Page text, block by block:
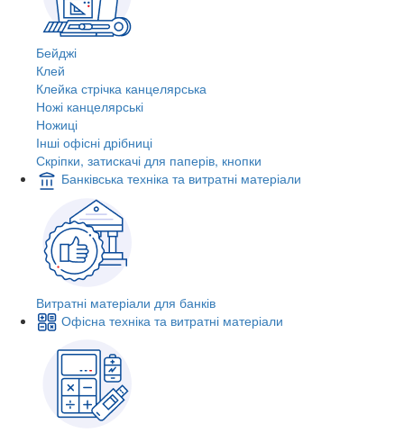
Бейджі
Клей
Клейка стрічка канцелярська
Ножі канцелярські
Ножиці
Інші офісні дрібниці
Скріпки, затискачі для паперів, кнопки
Банківська техніка та витратні матеріали
Витратні матеріали для банків
Офісна техніка та витратні матеріали